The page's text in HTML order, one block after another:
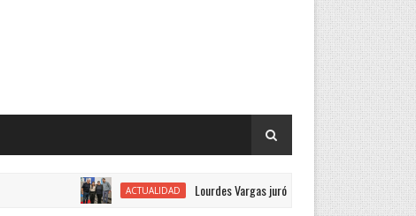
ACTUALIDAD Lourdes Vargas juró como concejal por el Justicialismo